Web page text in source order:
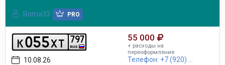
Roma33 PRO
k055xt RUS
797
10.08.26
55 000
+ расходы на
переоформление
Телефон: +7 (920) ...